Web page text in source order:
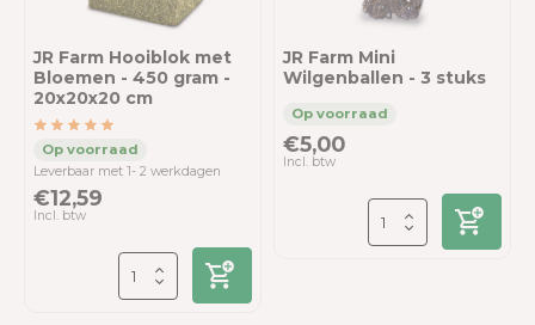
JR Farm Hooiblok met
Bloemen - 450 gram -
20x20x20 cm
Leverbaar met 1- 2 werkdagen
€12,59
Incl. btw
JR Farm Mini
Wilgenballen - 3 stuks
€5,00
Incl. btw